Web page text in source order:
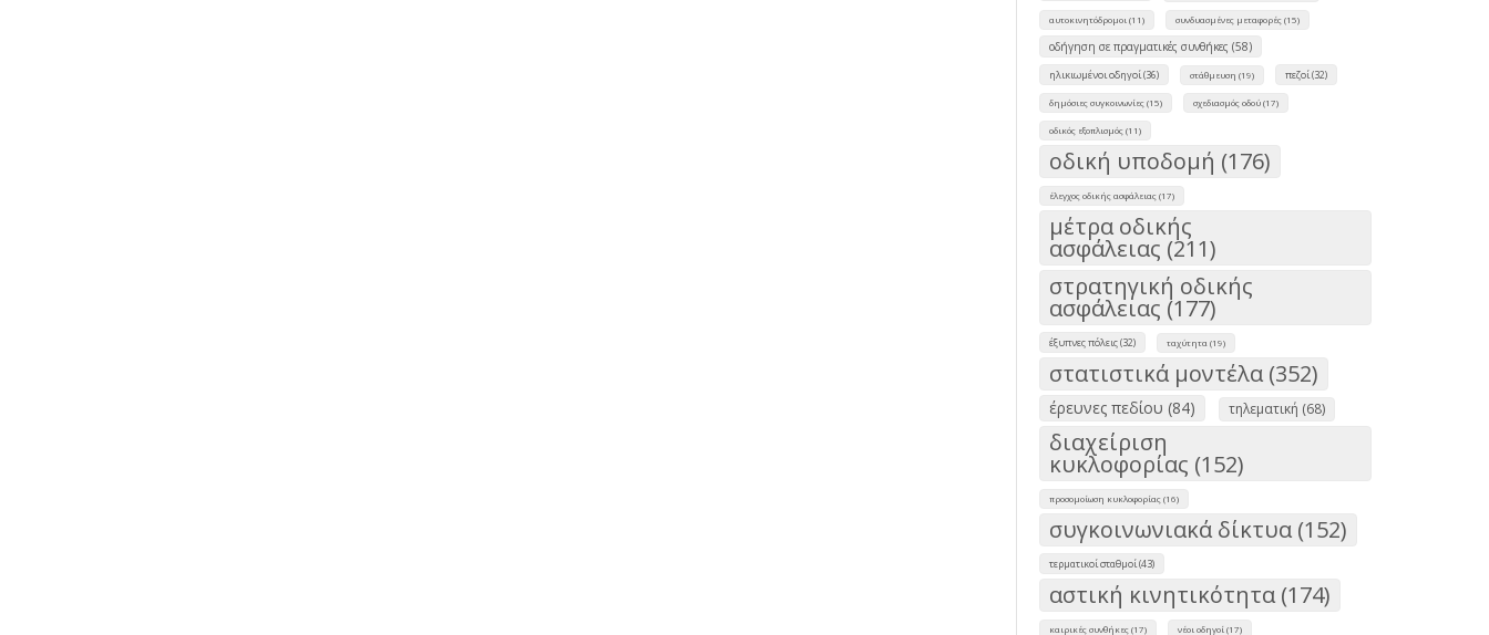
αυτοκινητόδρομοι (11) συνδυασμένες μεταφορές (15)
οδήγηση σε πραγματικές συνθήκες (58)
ηλικιωμένοι οδηγοί (36) στάθμευση (19) πεζοί (32)
δημόσιες συγκοινωνίες (15) σχεδιασμός οδού (17)
οδικός εξοπλισμός (11)
οδική υποδομή (176)
έλεγχος οδικής ασφάλειας (17)
μέτρα οδικής
ασφάλειας (211)
στρατηγική οδικής
ασφάλειας (177)
έξυπνες πόλεις (32) ταχύτητα (19)
στατιστικά μοντέλα (352)
έρευνες πεδίου (84) τηλεματική (68)
διαχείριση
κυκλοφορίας (152)
προσομοίωση κυκλοφορίας (16)
συγκοινωνιακά δίκτυα (152)
τερματικοί σταθμοί (43)
αστική κινητικότητα (174)
καιρικές συνθήκες (17) νέοι οδηγοί (17)